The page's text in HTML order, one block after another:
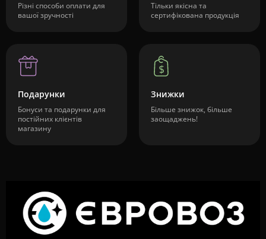
Різні способи оплати для
вашої зручності
Тільки якісна та
сертифікована продукція
Подарунки
Бонуси та подарунки для
постійних клієнтів
магазину
Знижки
Більше знижок, більше
заощаджень!